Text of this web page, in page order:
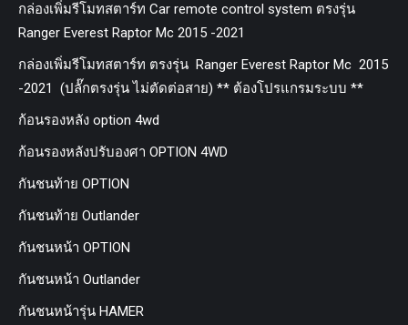
กล่องเพิ่มรีโมทสตาร์ท Car remote control system ตรงรุ่น
Ranger Everest Raptor Mc 2015 -2021
กล่องเพิ่มรีโมทสตาร์ท ตรงรุ่น Ranger Everest Raptor Mc 2015
-2021 (ปลั๊กตรงรุ่น ไม่ตัดต่อสาย) ** ต้องโปรแกรมระบบ **
ก้อนรองหลัง option 4wd
ก้อนรองหลังปรับองศา OPTION 4WD
กันชนท้าย OPTION
กันชนท้าย Outlander
กันชนหน้า OPTION
กันชนหน้า Outlander
กันชนหน้ารุ่น HAMER